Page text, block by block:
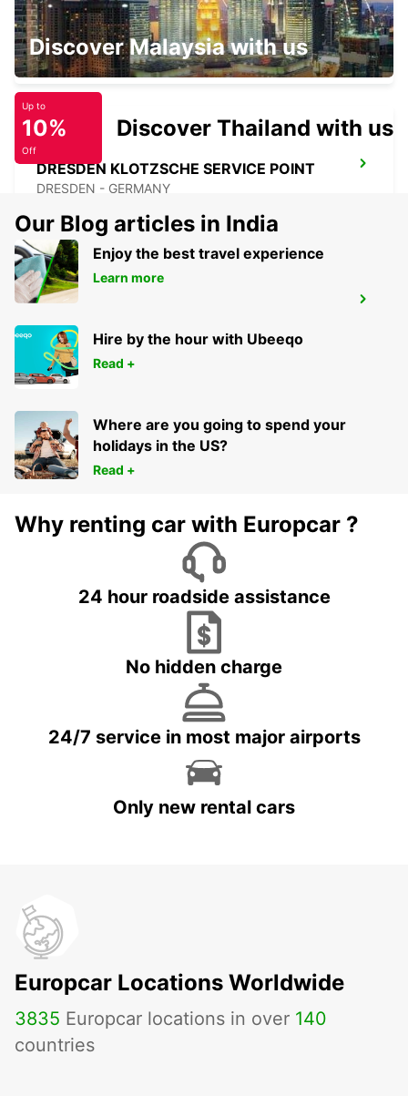
BAUTZEN
BAUTZEN - GERMANY
DRESDEN KLOTZSCHE SERVICE POINT
DRESDEN - GERMANY
DRESDEN AIRPORT
DRESDEN - GERMANY
Discover Malaysia with us
Up to
10%
Off
Discover Thailand with us
Our Blog articles in India
Enjoy the best travel experience
Learn more
Hire by the hour with Ubeeqo
Read +
Where are you going to spend your
holidays in the US?
Read +
Why renting car with Europcar ?
24 hour roadside assistance
No hidden charge
24/7 service in most major airports
Only new rental cars
Europcar Locations Worldwide
3835 Europcar locations in over 140
countries